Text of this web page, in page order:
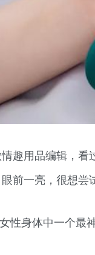
趣用品编辑，看
前一亮，很想尝
性身体中一个最